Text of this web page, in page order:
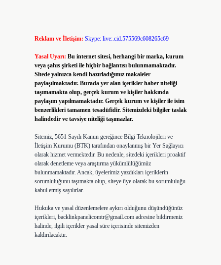
Reklam ve İletişim: Skype: live:.cid.575569c608265c69
Yasal Uyarı: Bu internet sitesi, herhangi bir marka, kurum
veya şahıs şirketi ile hiçbir bağlantısı bulunmamaktadır.
Sitede yalnızca kendi hazırladığımız makaleler
paylaşılmaktadır. Burada yer alan içerikler haber niteliği
taşımamakta olup, gerçek kurum ve kişiler hakkında
paylaşım yapılmamaktadır. Gerçek kurum ve kişiler ile isim
benzerlikleri tamamen tesadüfidir. Sitemizdeki bilgiler taslak
halindedir ve tavsiye niteliği taşımazlar.
Sitemiz, 5651 Sayılı Kanun gereğince Bilgi Teknolojileri ve
İletişim Kurumu (BTK) tarafından onaylanmış bir Yer Sağlayıcı
olarak hizmet vermektedir. Bu nedenle, sitedeki içerikleri proaktif
olarak denetleme veya araştırma yükümlülüğümüz
bulunmamaktadır. Ancak, üyelerimiz yazdıkları içeriklerin
sorumluluğunu taşımakta olup, siteye üye olarak bu sorumluluğu
kabul etmiş sayılırlar.
Hukuka ve yasal düzenlemelere aykırı olduğunu düşündüğünüz
içerikleri, backlinkpanelicomtr@gmail.comadresine bildirmeniz
halinde, ilgili içerikler yasal süre içerisinde sitemizden
kaldırılacaktır.